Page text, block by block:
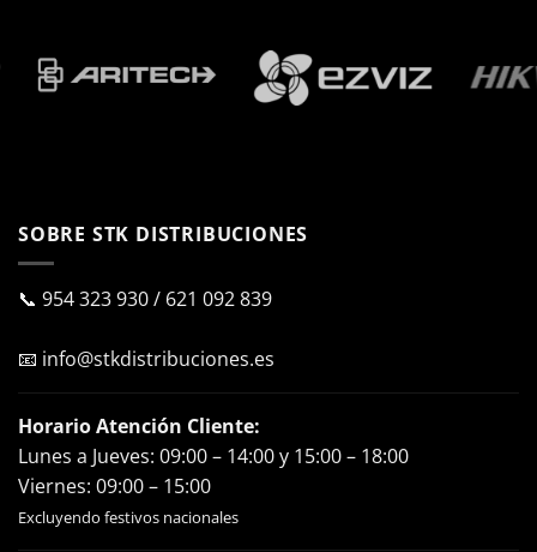
SOBRE STK DISTRIBUCIONES
📞 954 323 930/ 621 092 839
📧 info@stkdistribuciones.es
Horario Atención Cliente:
Lunes a Jueves: 09:00 – 14:00 y 15:00 – 18:00
Viernes: 09:00 – 15:00
Excluyendo festivos nacionales